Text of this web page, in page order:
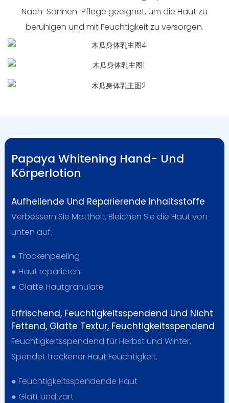
Nach-Sonnen-Pflege geeignet, um die Haut zu
beruhigen und mit Feuchtigkeit zu versorgen.
Papaya Whitening Hand- Und
Körperlotion
Aufhellende Und Reparierende Inhaltsstoffe
Verbessern Sie Mattheit. Bleichen Sie die Haut von
unten auf.
● Trockenpeeling
● Haut reparieren
● Glatte Hautgranulate
Erfrischend, Feuchtigkeitsspendend Und Nicht
Fettend, Glatte Textur, Feuchtigkeitsspendend
Feuchtigkeitsspendend für Herbst und Winter.
Spendet trockener Haut Feuchtigkeit.
● Feuchtigkeitsspendende Haut
● Glatt und zart